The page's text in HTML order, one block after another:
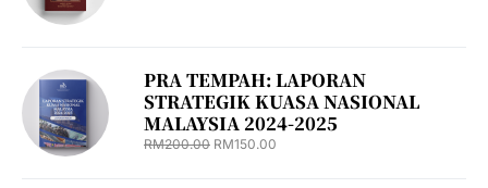
PRA TEMPAH: LAPORAN
STRATEGIK KUASA NASIONAL
MALAYSIA 2024-2025
RM200.00 RM150.00